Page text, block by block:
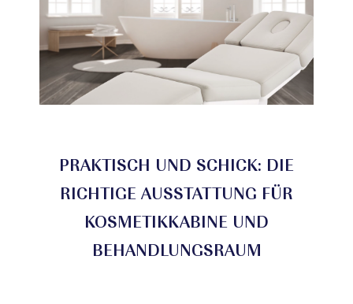
PRAKTISCH UND SCHICK: DIE
RICHTIGE AUSSTATTUNG FÜR
KOSMETIKKABINE UND
BEHANDLUNGSRAUM